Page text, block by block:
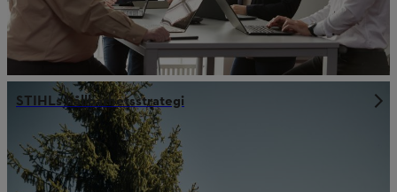
STIHLs hållbarhetsstrategi